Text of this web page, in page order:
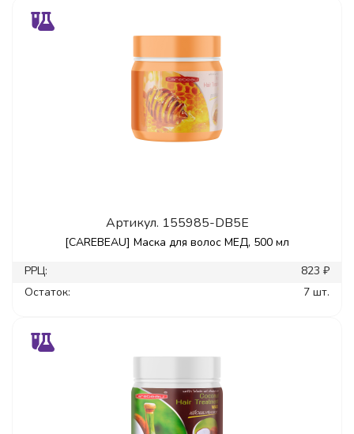
Артикул. 155985-DB5E
[CAREBEAU] Маска для волос МЕД, 500 мл
РРЦ:
823 ₽
Остаток:
7 шт.